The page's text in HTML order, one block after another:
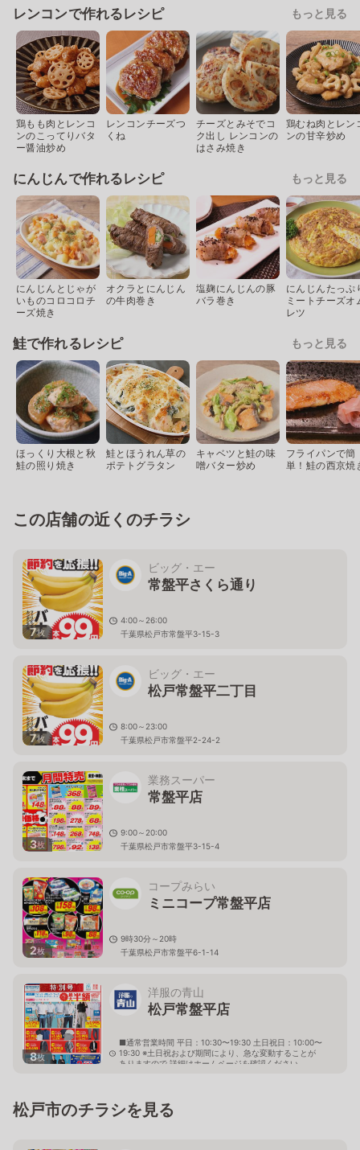
レンコンで作れるレシピ もっと見る
鶏もも肉とレンコ
ンのこってりバタ
ー醤油炒め
レンコンチーズつ
くね
チーズとみそでコ
ク出し レンコンの
はさみ焼き
鶏むね肉とレン
ンの甘辛炒め
にんじんで作れるレシピ もっと見る
にんじんとじゃが
いものコロコロチ
ーズ焼き
オクラとにんじん
の牛肉巻き
塩麹にんじんの豚
バラ巻き
にんじんたっぷ
ミートチーズオ
レツ
鮭で作れるレシピ もっと見る
ほっくり大根と秋
鮭の照り焼き
鮭とほうれん草の
ポテトグラタン
キャベツと鮭の味
噌バター炒め
フライパンで簡
単！鮭の西京焼
この店舗の近くのチラシ
7枚
ビッグ・エー
常盤平さくら通り
4:00～26:00
千葉県松戸市常盤平3-15-3
7枚
ビッグ・エー
松戸常盤平二丁目
8:00～23:00
千葉県松戸市常盤平2-24-2
3枚
業務スーパー
常盤平店
9:00～20:00
千葉県松戸市常盤平3-15-4
2枚
コープみらい
ミニコープ常盤平店
9時30分～20時
千葉県松戸市常盤平6-1-14
8枚
洋服の青山
松戸常盤平店
■通常営業時間 平日：10:30〜19:30 土日祝日：10:00〜
19:30 ※土日祝および期間により、急な変動することが
ありますので 詳細はホームページを確認ください
松戸市のチラシを見る